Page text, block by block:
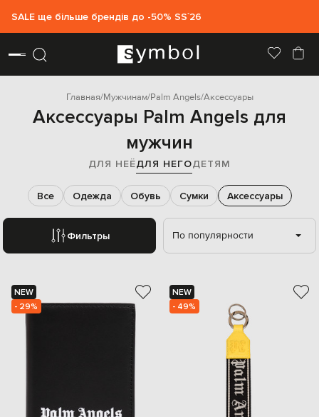
SALE ще більше брендів до -50% SS`26
Главная Мужчинам Palm Angels Аксессуары
Аксессуары Palm Angels для
мужчин
ДЛЯ НЕЁДЛЯ НЕГОДЕТЯМ
Фильтры
Все Одежда Обувь Сумки Аксессуары
По популярности
NEW
- 29%
NEW
- 49%